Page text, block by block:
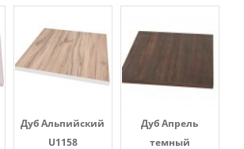
Дуб Альпийский
U1158
Дуб Апрель
темный